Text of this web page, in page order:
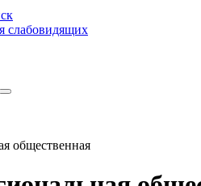
слабовидящих
общественная